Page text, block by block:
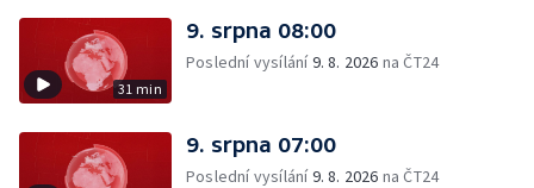
31 min
9. srpna 08:00
Poslední vysílání9. 8. 2026 na ČT24
9. srpna 07:00
Poslední vysílání9. 8. 2026 na ČT24